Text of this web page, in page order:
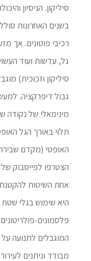
סיליקון. הניסיון
בשנים האחרונות
רכיבי פוטונים. אך
גל, עדשות ועוד
סיליקון וזכוכית)
גבול דיפרקציה.
מינימאלי של נקודה
תלוי באורך הגל
האופטי (מקדם
הצטרפו לפייסבוק של
אחת השיטות
היא שימוש בגלי
פלסמונים-
המוגבלים לתנועה
מבודד וניתנים